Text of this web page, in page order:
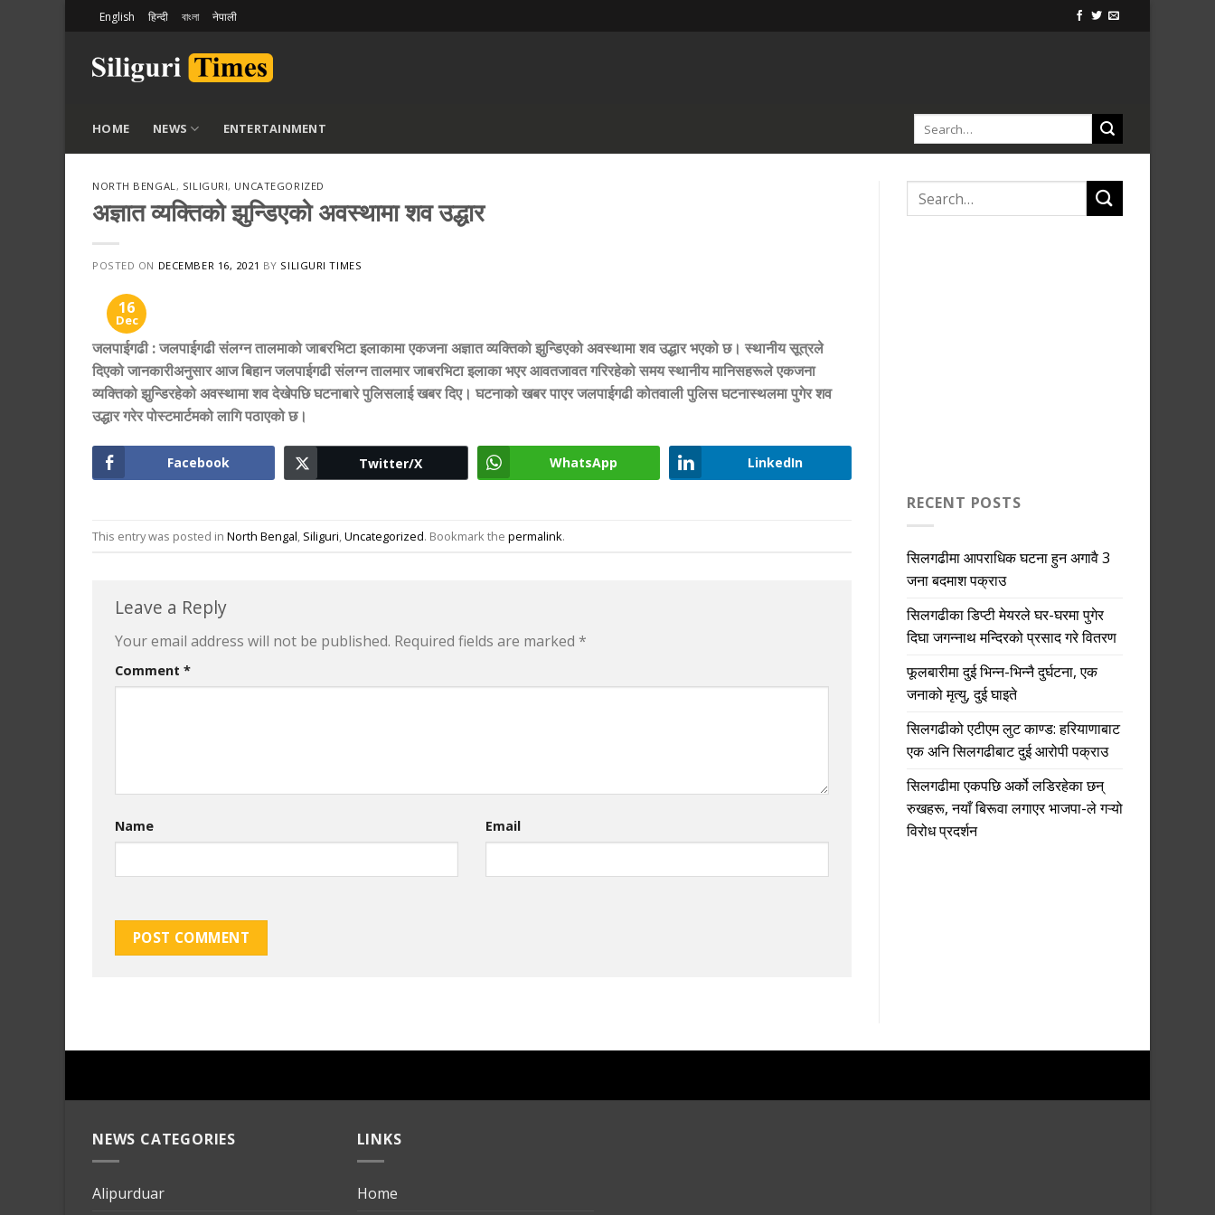
content
English हिन्दी বাংলা नेपाली
HOME NEWS ENTERTAINMENT
NORTH BENGAL, SILIGURI, UNCATEGORIZED
अज्ञात व्यक्तिको झुन्डिएको अवस्थामा शव उद्धार
POSTED ON DECEMBER 16, 2021 BY SILIGURI TIMES
16
Dec
जलपाईगढी:जलपाईगढी संलग्न तालमाको जाबरभिटा इलाकामा एकजना अज्ञात व्यक्तिको झुन्डिएको अवस्थामा शव उद्धार भएको छ। स्थानीय सूत्रले
दिएको जानकारीअनुसार आज बिहान जलपाईगढी संलग्न तालमार जाबरभिटा इलाका भएर आवतजावत गरिरहेको समय स्थानीय मानिसहरूले एकजना
व्यक्तिको झुन्डिरहेको अवस्थामा शव देखेपछि घटनाबारे पुलिसलाई खबर दिए। घटनाको खबर पाएर जलपाईगढी कोतवाली पुलिस घटनास्थलमा पुगेर शव
उद्धार गरेर पोस्टमार्टमको लागि पठाएको छ।
Facebook Twitter/X WhatsApp LinkedIn
This entry was posted in North Bengal, Siliguri,Uncategorized. Bookmark the permalink.
Leave a Reply
Your email address will not be published. Required fields are marked *
Comment *
Name Email
RECENT POSTS
सिलगढीमा आपराधिक घटना हुन अगावै 3
जना बदमाश पक्राउ
सिलगढीका डिप्टी मेयरले घर-घरमा पुगेर
दिघा जगन्नाथ मन्दिरको प्रसाद गरे वितरण
फूलबारीमा दुई भिन्न-भिन्नै दुर्घटना, एक
जनाको मृत्यु, दुई घाइते
सिलगढीको एटीएम लुट काण्ड: हरियाणाबाट
एक अनि सिलगढीबाट दुई आरोपी पक्राउ
सिलगढीमा एकपछि अर्को लडिरहेका छन्
रुखहरू, नयाँ बिरूवा लगाएर भाजपा-ले गऱ्यो
विरोध प्रदर्शन
NEWS CATEGORIES
Alipurduar
LINKS
Home